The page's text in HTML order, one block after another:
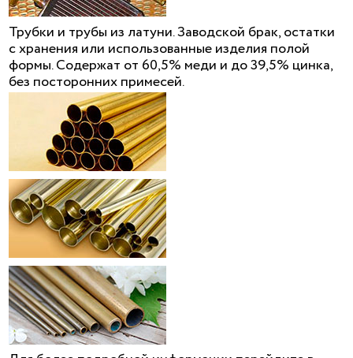
Трубки и трубы из латуни. Заводской брак, остатки
с хранения или использованные изделия полой
формы. Содержат от 60,5% меди и до 39,5% цинка,
без посторонних примесей.